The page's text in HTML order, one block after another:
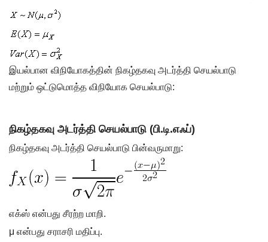
இயல்பான விநியோகத்தின் நிகழ்தகவு அடர்த்தி செயல்பாடு
மற்றும் ஒட்டுமொத்த விநியோக செயல்பாடு:
நிகழ்தகவு அடர்த்தி செயல்பாடு (பி.டி.எஃப்)
நிகழ்தகவு அடர்த்தி செயல்பாடு பின்வருமாறு:
எக்ஸ் என்பது சீரற்ற மாறி.
μ என்பது சராசரி மதிப்பு.